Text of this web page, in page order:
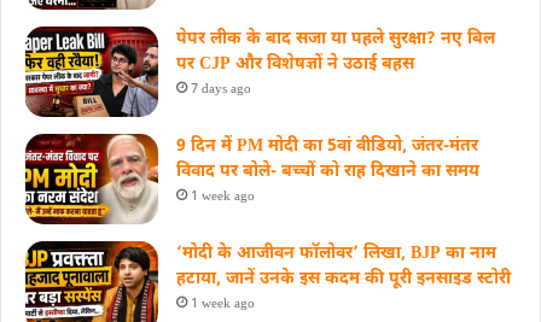
पेपर लीक के बाद सजा या पहले सुरक्षा? नए बिल
पर CJP और विशेषज्ञों ने उठाई बहस
7 days ago
9 दिन में PM मोदी का 5वां वीडियो, जंतर-मंतर
विवाद पर बोले- बच्चों को राह दिखाने का समय
1 week ago
‘मोदी के आजीवन फॉलोवर’ लिखा, BJP का नाम
हटाया, जानें उनके इस कदम की पूरी इनसाइड स्‍टोरी
1 week ago